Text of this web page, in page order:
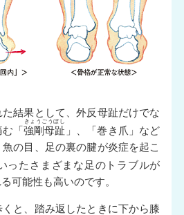
結果として、外反母趾だけでな
む「強剛母趾
きょうごうぼし
」、「巻き爪」など
の目、足の裏の腱が炎症を起こ
ったさまざまな足のトラブルが
可能性も高いのです。
と、踏み返したときに下から膝